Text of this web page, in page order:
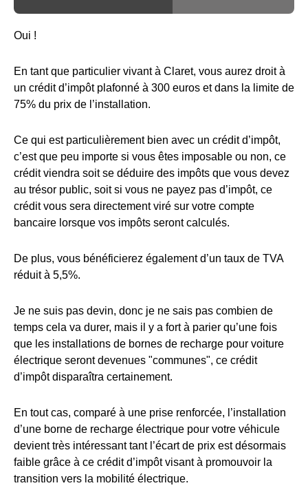
Oui !
En tant que particulier vivant à Claret, vous aurez droit à
un crédit d’impôt plafonné à 300 euros et dans la limite de
75% du prix de l’installation.
Ce qui est particulièrement bien avec un crédit d’impôt,
c’est que peu importe si vous êtes imposable ou non, ce
crédit viendra soit se déduire des impôts que vous devez
au trésor public, soit si vous ne payez pas d’impôt, ce
crédit vous sera directement viré sur votre compte
bancaire lorsque vos impôts seront calculés.
De plus, vous bénéficierez également d’un taux de TVA
réduit à 5,5%.
Je ne suis pas devin, donc je ne sais pas combien de
temps cela va durer, mais il y a fort à parier qu’une fois
que les installations de bornes de recharge pour voiture
électrique seront devenues "communes", ce crédit
d’impôt disparaîtra certainement.
En tout cas, comparé à une prise renforcée, l’installation
d’une borne de recharge électrique pour votre véhicule
devient très intéressant tant l’écart de prix est désormais
faible grâce à ce crédit d’impôt visant à promouvoir la
transition vers la mobilité électrique.